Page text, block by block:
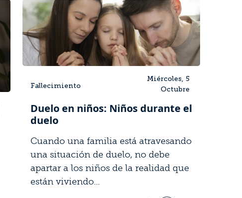
Fallecimiento
Miércoles, 5
Octubre
Duelo en niños: Niños durante el
duelo
Cuando una familia está atravesando
una situación de duelo, no debe
apartar a los niños de la realidad que
están viviendo...